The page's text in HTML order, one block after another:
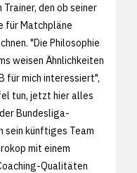
den ob seiner
für Matchpläne
"Die Philosophie
weisen Ähnlichkeiten
für mich interessiert",
tun, jetzt hier alles
Bundesliga-
sein künftiges Team
mit einem
Qualitäten